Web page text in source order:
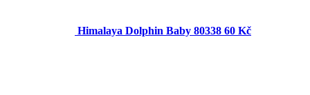
Himalaya Dolphin Baby 80338 60 Kč